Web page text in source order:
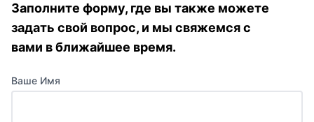
Заполните форму, где вы также можете
задать свой вопрос, и мы свяжемся с
вами в ближайшее время.
Ваше Имя